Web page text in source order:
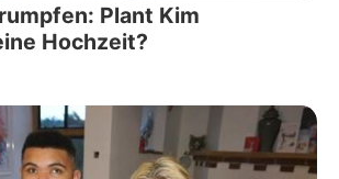
Plant Kim
Hochzeit?